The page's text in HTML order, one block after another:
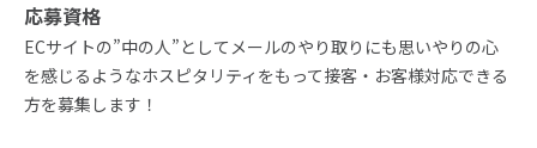
応募資格
ECサイトの”中の人”としてメールのやり取りにも思いやりの心
を感じるようなホスピタリティをもって接客・お客様対応できる
方を募集します！